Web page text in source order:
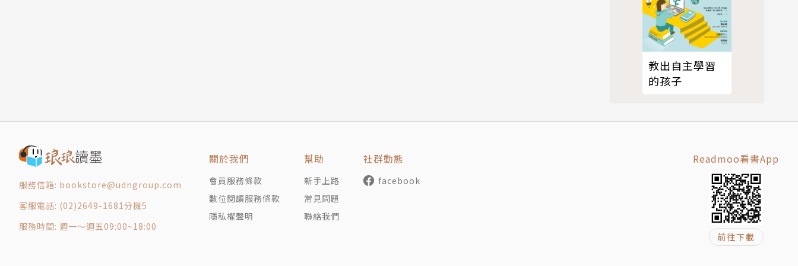
教出自主學習
的孩子
服務信箱: bookstore@udngroup.com
客服電話: (02)2649-1681分機5
服務時間: 週一～週五09:00~18:00
關於我們
會員服務條款
數位閱讀服務條款
隱私權聲明
幫助
新手上路
常見問題
聯絡我們
社群動態
facebook
Readmoo看書App
前往下載